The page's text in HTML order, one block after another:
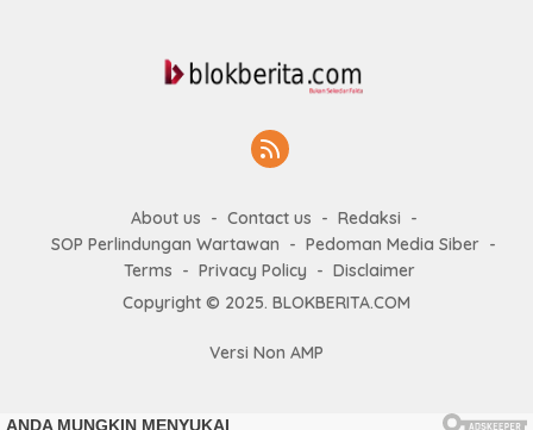
About us Contact us
Redaksi
SOP Perlindungan Wartawan
Pedoman Media Siber
Terms
Privacy Policy
Disclaimer
Copyright © 2025. BLOKBERITA.COM
Versi Non AMP